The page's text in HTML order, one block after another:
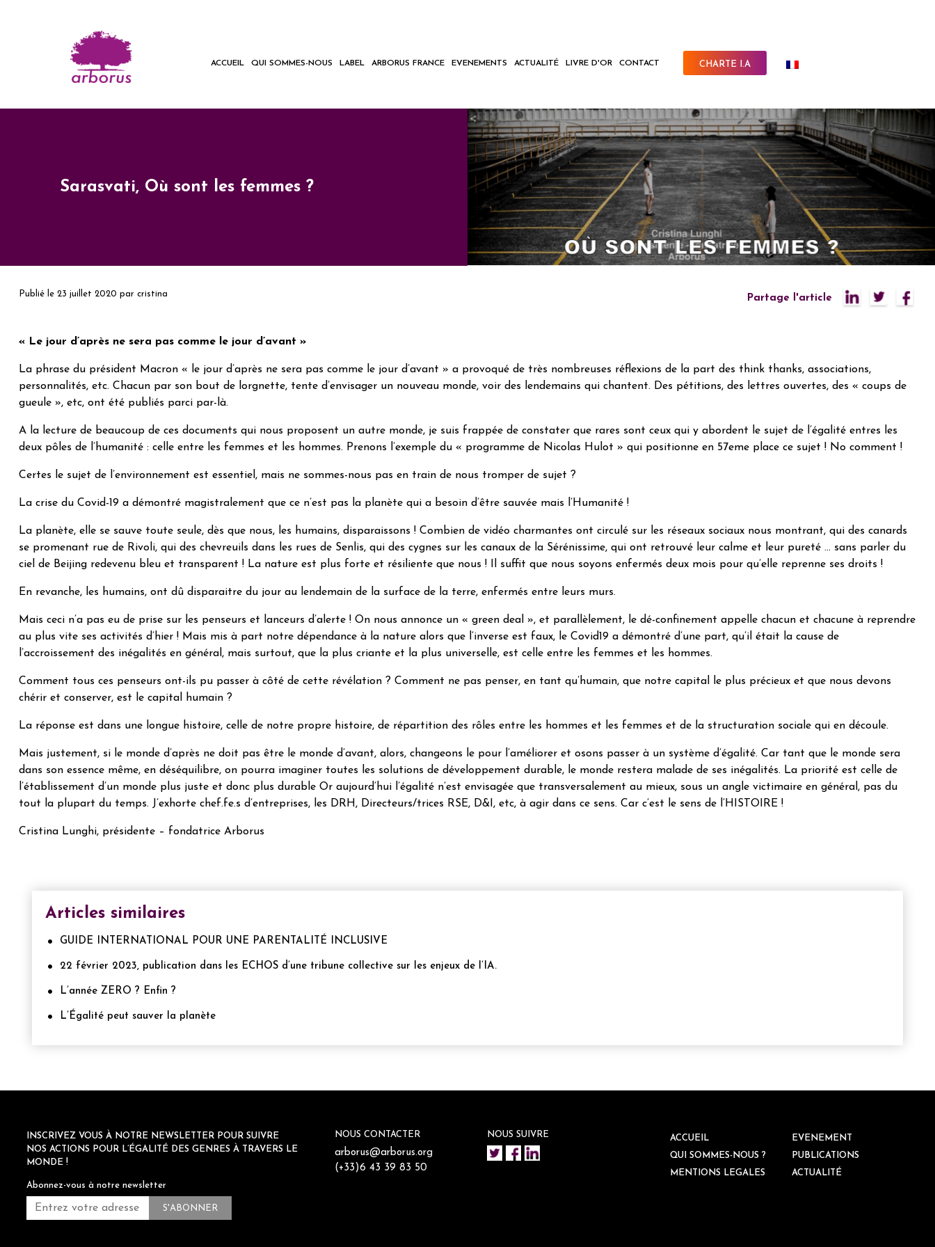
ACCUEIL QUI SOMMES-NOUS LABEL ARBORUS FRANCE EVENEMENTS ACTUALITÉ LIVRE D'OR CONTACT CHARTE I.A
Sarasvati, Où sont les femmes ?
Publié le 23 juillet 2020 par cristina Partage l'article
« Le jour d’après ne sera pas comme le jour d’avant »
La phrase du président Macron « le jour d’après ne sera pas comme le jour d’avant » a provoqué de très nombreuses réflexions de la part des think thanks, associations,
personnalités, etc. Chacun par son bout de lorgnette, tente d’envisager un nouveau monde, voir des lendemains qui chantent. Des pétitions, des lettres ouvertes, des « coups de
gueule », etc, ont été publiés parci par-là.
A la lecture de beaucoup de ces documents qui nous proposent un autre monde, je suis frappée de constater que rares sont ceux qui y abordent le sujet de l’égalité entres les
deux pôles de l’humanité : celle entre les femmes et les hommes. Prenons l’exemple du « programme de Nicolas Hulot » qui positionne en 57eme place ce sujet ! No comment !
Certes le sujet de l’environnement est essentiel, mais ne sommes-nous pas en train de nous tromper de sujet ?
La crise du Covid-19 a démontré magistralement que ce n’est pas la planète qui a besoin d’être sauvée mais l’Humanité !
La planète, elle se sauve toute seule, dès que nous, les humains, disparaissons ! Combien de vidéo charmantes ont circulé sur les réseaux sociaux nous montrant, qui des canards
se promenant rue de Rivoli, qui des chevreuils dans les rues de Senlis, qui des cygnes sur les canaux de la Sérénissime, qui ont retrouvé leur calme et leur pureté … sans parler du
ciel de Beijing redevenu bleu et transparent ! La nature est plus forte et résiliente que nous ! Il suffit que nous soyons enfermés deux mois pour qu’elle reprenne ses droits !
En revanche, les humains, ont dû disparaitre du jour au lendemain de la surface de la terre, enfermés entre leurs murs.
Mais ceci n’a pas eu de prise sur les penseurs et lanceurs d’alerte ! On nous annonce un « green deal », et parallèlement, le dé-confinement appelle chacun et chacune à reprendre
au plus vite ses activités d’hier ! Mais mis à part notre dépendance à la nature alors que l’inverse est faux, le Covid19 a démontré d’une part, qu’il était la cause de
l’accroissement des inégalités en général, mais surtout, que la plus criante et la plus universelle, est celle entre les femmes et les hommes.
Comment tous ces penseurs ont-ils pu passer à côté de cette révélation ? Comment ne pas penser, en tant qu’humain, que notre capital le plus précieux et que nous devons
chérir et conserver, est le capital humain ?
La réponse est dans une longue histoire, celle de notre propre histoire, de répartition des rôles entre les hommes et les femmes et de la structuration sociale qui en découle.
Mais justement, si le monde d’après ne doit pas être le monde d’avant, alors, changeons le pour l’améliorer et osons passer à un système d’égalité. Car tant que le monde sera
dans son essence même, en déséquilibre, on pourra imaginer toutes les solutions de développement durable, le monde restera malade de ses inégalités. La priorité est celle de
l’établissement d’un monde plus juste et donc plus durable Or aujourd’hui l’égalité n’est envisagée que transversalement au mieux, sous un angle victimaire en général, pas du
tout la plupart du temps. J’exhorte chef.fe.s d’entreprises, les DRH, Directeurs/trices RSE, D&I, etc, à agir dans ce sens. Car c’est le sens de l’HISTOIRE !
Cristina Lunghi, présidente – fondatrice Arborus
Articles similaires
GUIDE INTERNATIONAL POUR UNE PARENTALITÉ INCLUSIVE
22 février 2023, publication dans les ECHOS d’une tribune collective sur les enjeux de l’IA.
L’année ZERO ? Enfin ?
L’Égalité peut sauver la planète
INSCRIVEZ VOUS À NOTRE NEWSLETTER POUR SUIVRE
NOS ACTIONS POUR L’ÉGALITÉ DES GENRES À TRAVERS LE
MONDE !
Abonnez-vous à notre newsletter
NOUS CONTACTER
arborus@arborus.org
(+33)6 43 39 83 50
NOUS SUIVRE ACCUEIL
EVENEMENT
QUI SOMMES-NOUS ?
PUBLICATIONS
MENTIONS LEGALES
ACTUALITÉ